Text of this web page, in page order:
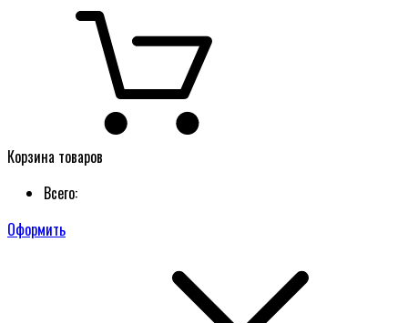
Корзина товаров
Всего:
Оформить